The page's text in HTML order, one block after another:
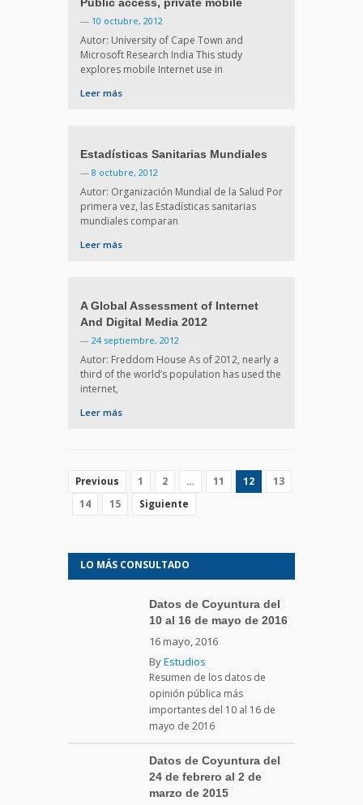
— 10 octubre, 2012
Autor: University of Cape Town and
Microsoft Research India This study
explores mobile Internet use in
Leer más
Estadísticas Sanitarias Mundiales
— 8 octubre, 2012
Autor: Organización Mundial de la Salud Por
primera vez, las Estadísticas sanitarias
mundiales comparan
Leer más
A Global Assessment of Internet
And Digital Media 2012
— 24 septiembre, 2012
Autor: Freddom House As of 2012, nearly a
third of the world’s population has used the
internet,
Leer más
Previous 1 2 … 11 12
13
14
15 Siguiente
LO MÁS CONSULTADO
Datos de Coyuntura del
10 al 16 de mayo de 2016
16 mayo, 2016
ByEstudios
Resumen de los datos de
opinión pública más
importantes del 10 al 16 de
mayo de 2016
Datos de Coyuntura del
24 de febrero al 2 de
marzo de 2015